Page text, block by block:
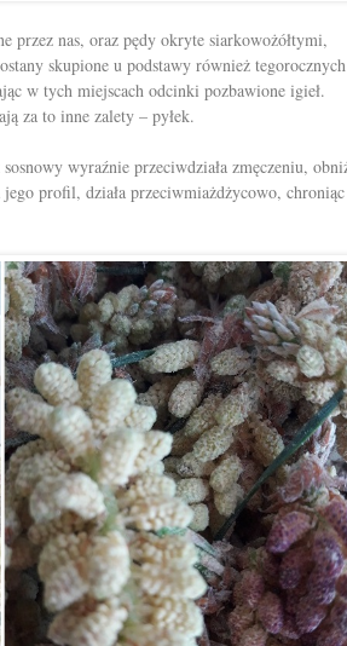
przez nas, oraz pędy okryte siarkowożółtymi,
skupione u podstawy również tegorocznych
w tych miejscach odcinki pozbawione igieł.
za to inne zalety – pyłek.
wyraźnie przeciwdziała zmęczeniu,
profil, działa przeciwmiażdżycowo, chroniąc